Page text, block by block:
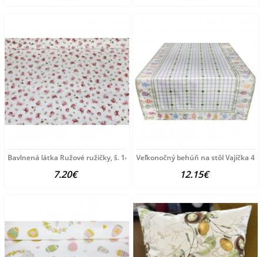
Bavlnená látka Ružové ružičky, š. 140 cm Ružová
7.20€
Veľkonočný behúň na stôl Vajíčka
12.15€